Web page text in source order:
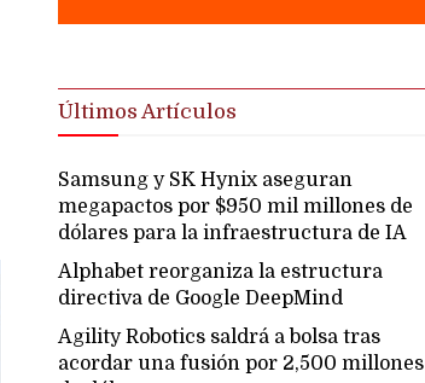
Últimos Artículos
Samsung y SK Hynix aseguran
megapactos por $950 mil millones de
dólares para la infraestructura de IA
Alphabet reorganiza la estructura
directiva de Google DeepMind
Agility Robotics saldrá a bolsa tras
acordar una fusión por 2,500 millones